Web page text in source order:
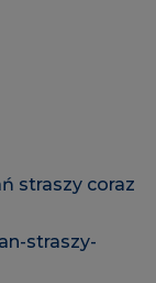
straszy coraz
straszy-